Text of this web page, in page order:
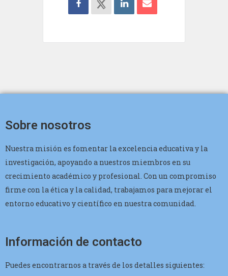
Sobre nosotros
Nuestra misión es fomentar la excelencia educativa y la
investigación, apoyando a nuestros miembros en su
crecimiento académico y profesional. Con un compromiso
firme con la ética y la calidad, trabajamos para mejorar el
entorno educativo y científico en nuestra comunidad.
Información de contacto
Puedes encontrarnos a través de los detalles siguientes: